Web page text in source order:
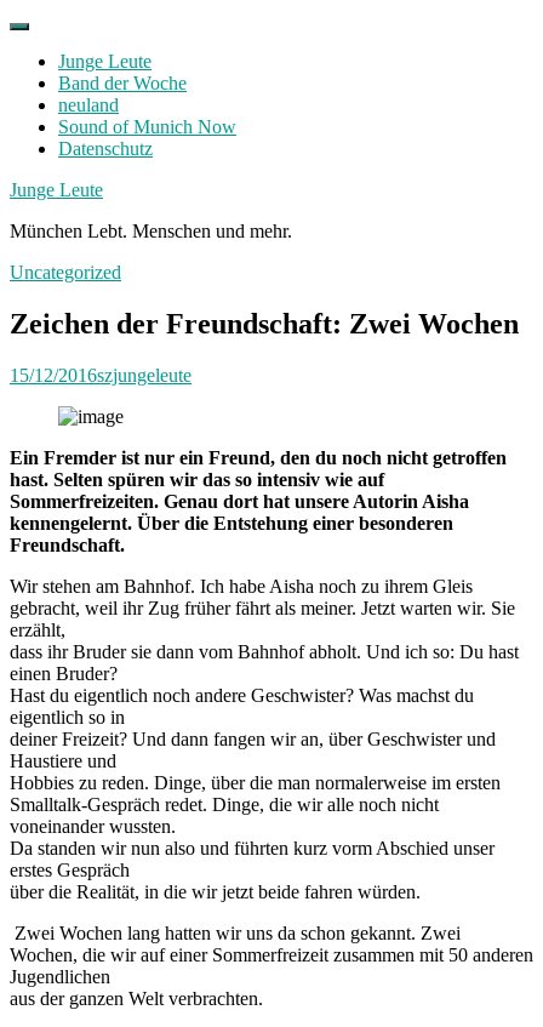
Skip
contentJunge Leute
Band der Woche
neuland
Sound of Munich Now
Datenschutz
Facebook
Twitter
Instagram
Junge Leute
München Lebt. Menschen und mehr.
Uncategorized
Zeichen der Freundschaft: Zwei Wochen
15/12/2016szjungeleute
Ein Fremder ist nur ein Freund, den du noch nicht getroffen
hast. Selten spüren wir das so intensiv wie auf
Sommerfreizeiten. Genau dort hat unsere Autorin Aisha
kennengelernt. Über die Entstehung einer besonderen
Freundschaft.
Wir stehen am Bahnhof. Ich habe Aisha noch zu ihrem Gleis
gebracht, weil ihr Zug früher fährt als meiner. Jetzt warten wir. Sie
erzählt,
dass ihr Bruder sie dann vom Bahnhof abholt. Und ich so: Du hast
einen Bruder?
Hast du eigentlich noch andere Geschwister? Was machst du
eigentlich so in
deiner Freizeit? Und dann fangen wir an, über Geschwister und
Haustiere und
Hobbies zu reden. Dinge, über die man normalerweise im ersten
Smalltalk-Gespräch redet. Dinge, die wir alle noch nicht
voneinander wussten.
Da standen wir nun also und führten kurz vorm Abschied unser
erstes Gespräch
über die Realität, in die wir jetzt beide fahren würden.
Zwei Wochen lang hatten wir uns da schon gekannt. Zwei
Wochen, die wir auf einer Sommerfreizeit zusammen mit 50 anderen
Jugendlichen
aus der ganzen Welt verbrachten.